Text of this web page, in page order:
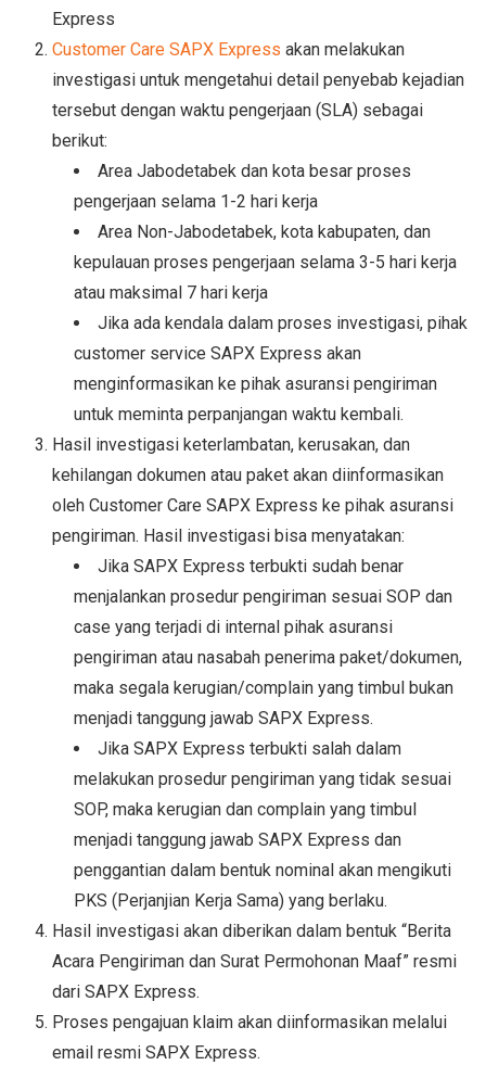
Express
Customer Care SAPX Express akan melakukan
investigasi untuk mengetahui detail penyebab kejadian
tersebut dengan waktu pengerjaan (SLA) sebagai
berikut:
Area Jabodetabek dan kota besar proses
pengerjaan selama 1-2 hari kerja
Area Non-Jabodetabek, kota kabupaten, dan
kepulauan proses pengerjaan selama 3-5 hari kerja
atau maksimal 7 hari kerja
Jika ada kendala dalam proses investigasi, pihak
customer service SAPX Express akan
menginformasikan ke pihak asuransi pengiriman
untuk meminta perpanjangan waktu kembali.
Hasil investigasi keterlambatan, kerusakan, dan
kehilangan dokumen atau paket akan diinformasikan
oleh Customer Care SAPX Express ke pihak asuransi
pengiriman. Hasil investigasi bisa menyatakan:
Jika SAPX Express terbukti sudah benar
menjalankan prosedur pengiriman sesuai SOP dan
case yang terjadi di internal pihak asuransi
pengiriman atau nasabah penerima paket/dokumen,
maka segala kerugian/complain yang timbul bukan
menjadi tanggung jawab SAPX Express.
Jika SAPX Express terbukti salah dalam
melakukan prosedur pengiriman yang tidak sesuai
SOP, maka kerugian dan complain yang timbul
menjadi tanggung jawab SAPX Express dan
penggantian dalam bentuk nominal akan mengikuti
PKS (Perjanjian Kerja Sama) yang berlaku.
Hasil investigasi akan diberikan dalam bentuk “Berita
Acara Pengiriman dan Surat Permohonan Maaf” resmi
dari SAPX Express.
Proses pengajuan klaim akan diinformasikan melalui
email resmi SAPX Express.